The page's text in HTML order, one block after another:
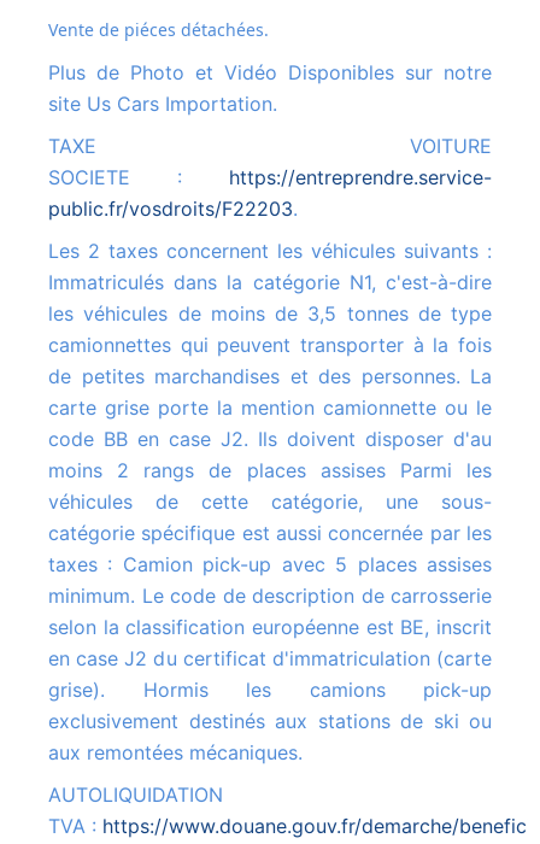
Vente de piéces détachées.
Plus de Photo et Vidéo Disponibles sur notre
site Us Cars Importation.
TAXE VOITURE
SOCIETE : https://entreprendre.service-
public.fr/vosdroits/F22203.
Les 2 taxes concernent les véhicules suivants :
Immatriculés dans la catégorie N1, c'est-à-dire
les véhicules de moins de 3,5 tonnes de type
camionnettes qui peuvent transporter à la fois
de petites marchandises et des personnes. La
carte grise porte la mention camionnette ou le
code BB en case J2. Ils doivent disposer d'au
moins 2 rangs de places assises Parmi les
véhicules de cette catégorie, une sous-
catégorie spécifique est aussi concernée par les
taxes : Camion pick-up avec 5 places assises
minimum. Le code de description de carrosserie
selon la classification européenne est BE, inscrit
en case J2 du certificat d'immatriculation (carte
grise). Hormis les camions pick-up
exclusivement destinés aux stations de ski ou
aux remontées mécaniques.
AUTOLIQUIDATION
TVA : https://www.douane.gouv.fr/demarche/